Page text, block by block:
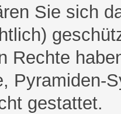
Sie sich
Rechte
Pyramiden-
gestattet.